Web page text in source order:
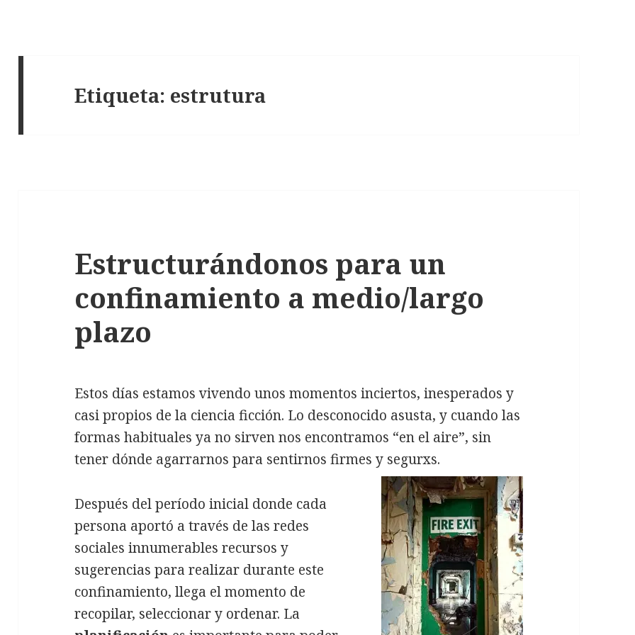
Etiqueta: estrutura
Estructurándonos para un
confinamiento a medio/largo
plazo
Estos días estamos vivendo unos momentos inciertos, inesperados y
casi propios de la ciencia ficción. Lo desconocido asusta, y cuando las
formas habituales ya no sirven nos encontramos “en el aire”, sin
tener dónde agarrarnos para sentirnos firmes y segurxs.
Después del período inicial donde cada
persona aportó a través de las redes
sociales innumerables recursos y
sugerencias para realizar durante este
confinamiento, llega el momento de
recopilar, seleccionar y ordenar. La